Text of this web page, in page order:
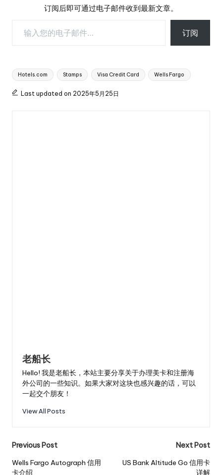
订阅后即可通过电子邮件收到最新文章。
订阅
Tags:
Hotels.com Stamps Visa Credit Card Wells Fargo
Last updated on 2025年5月25日
老船长
Hello! 我是老船长，本站主要分享关于办理美卡和注册海
外公司的一些知识。如果大家对这块也感兴趣的话，可以
一起交个朋友！
View All Posts
Post
navigation
Previous Post
Wells Fargo Autograph 信用
卡介绍
Next Post
US Bank Altitude Go 信用卡
详解